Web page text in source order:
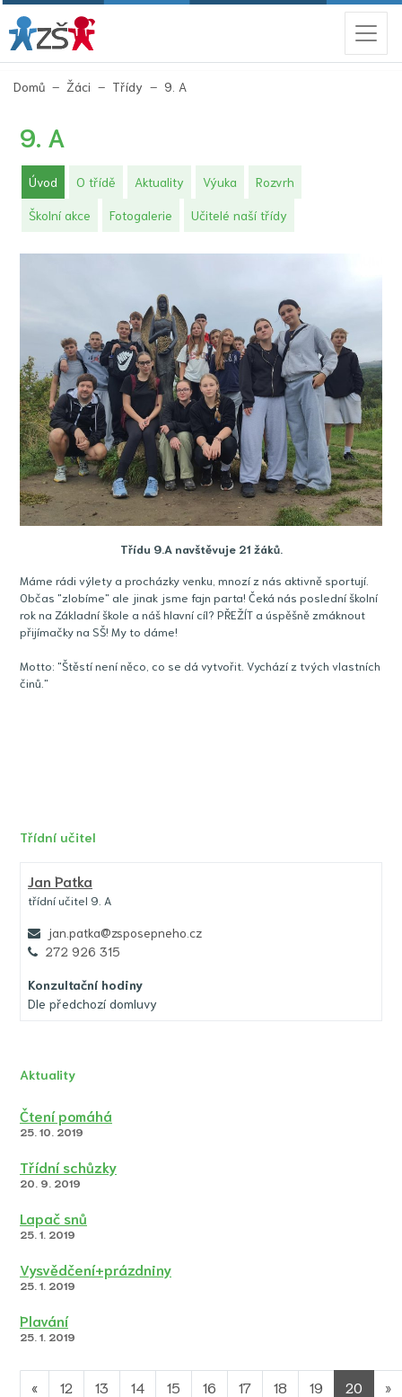
Domů Žáci Třídy 9. A
9. A
Úvod (aktuální)
O třídě Aktuality Výuka Rozvrh
Školní akce Fotogalerie Učitelé naší třídy
Třídu 9.A navštěvuje 21 žáků.
Máme rádi výlety a procházky venku, mnozí z nás aktivně sportují.
Občas "zlobíme" ale jinak jsme fajn parta! Čeká nás poslední školní
rok na Základní škole a náš hlavní cíl? PŘEŽÍT a úspěšně zmáknout
přijímačky na SŠ! My to dáme!
Motto: "Štěstí není něco, co se dá vytvořit. Vychází z tvých vlastních
činů."
Třídní učitel
Jan Patka
třídní učitel 9. A
jan.patka@zsposepneho.cz
272 926 315
Konzultační hodiny
Dle předchozí domluvy
Aktuality
Čtení pomáhá
25. 10. 2019
Třídní schůzky
20. 9. 2019
Lapač snů
25. 1. 2019
Vysvědčení+prázdniny
25. 1. 2019
Plavání
25. 1. 2019
« 12 13 14 15 16 17 18 19 20 »